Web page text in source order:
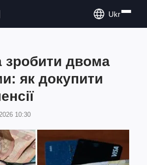
Ukr
двома
як докупити
10:30